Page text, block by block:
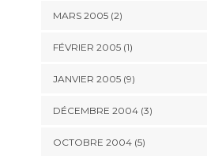
MARS 2005 (2)
FÉVRIER 2005 (1)
JANVIER 2005 (9)
DÉCEMBRE 2004 (3)
OCTOBRE 2004 (5)